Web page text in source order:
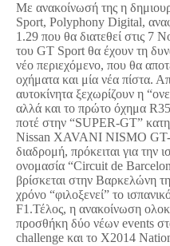
Με ανακοίνωσή της η
Sport, Polyphony Digital,
1.29 που θα διατεθεί στις 7
του GT Sport θα έχουν τη
νέο περιεχόμενο, που θα
οχήματα και μία νέα πίστα.
αυτοκίνητα ξεχωρίζουν η
αλλά και το πρώτο όχημα
ποτέ στην “SUPER-GT”
Nissan XAVANI NISMO GT-
διαδρομή, πρόκειται για την
ονομασία “Circuit de
βρίσκεται στην Βαρκελώνη
χρόνο “φιλοξενεί” το
F1.Τέλος, η ανακοίνωση
προσθήκη δύο νέων events
challenge και το Χ2014